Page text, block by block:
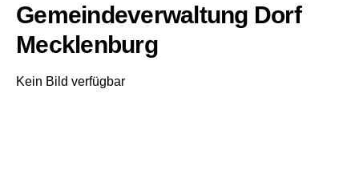
Gemeindeverwaltung Dorf
Mecklenburg
Kein Bild verfügbar